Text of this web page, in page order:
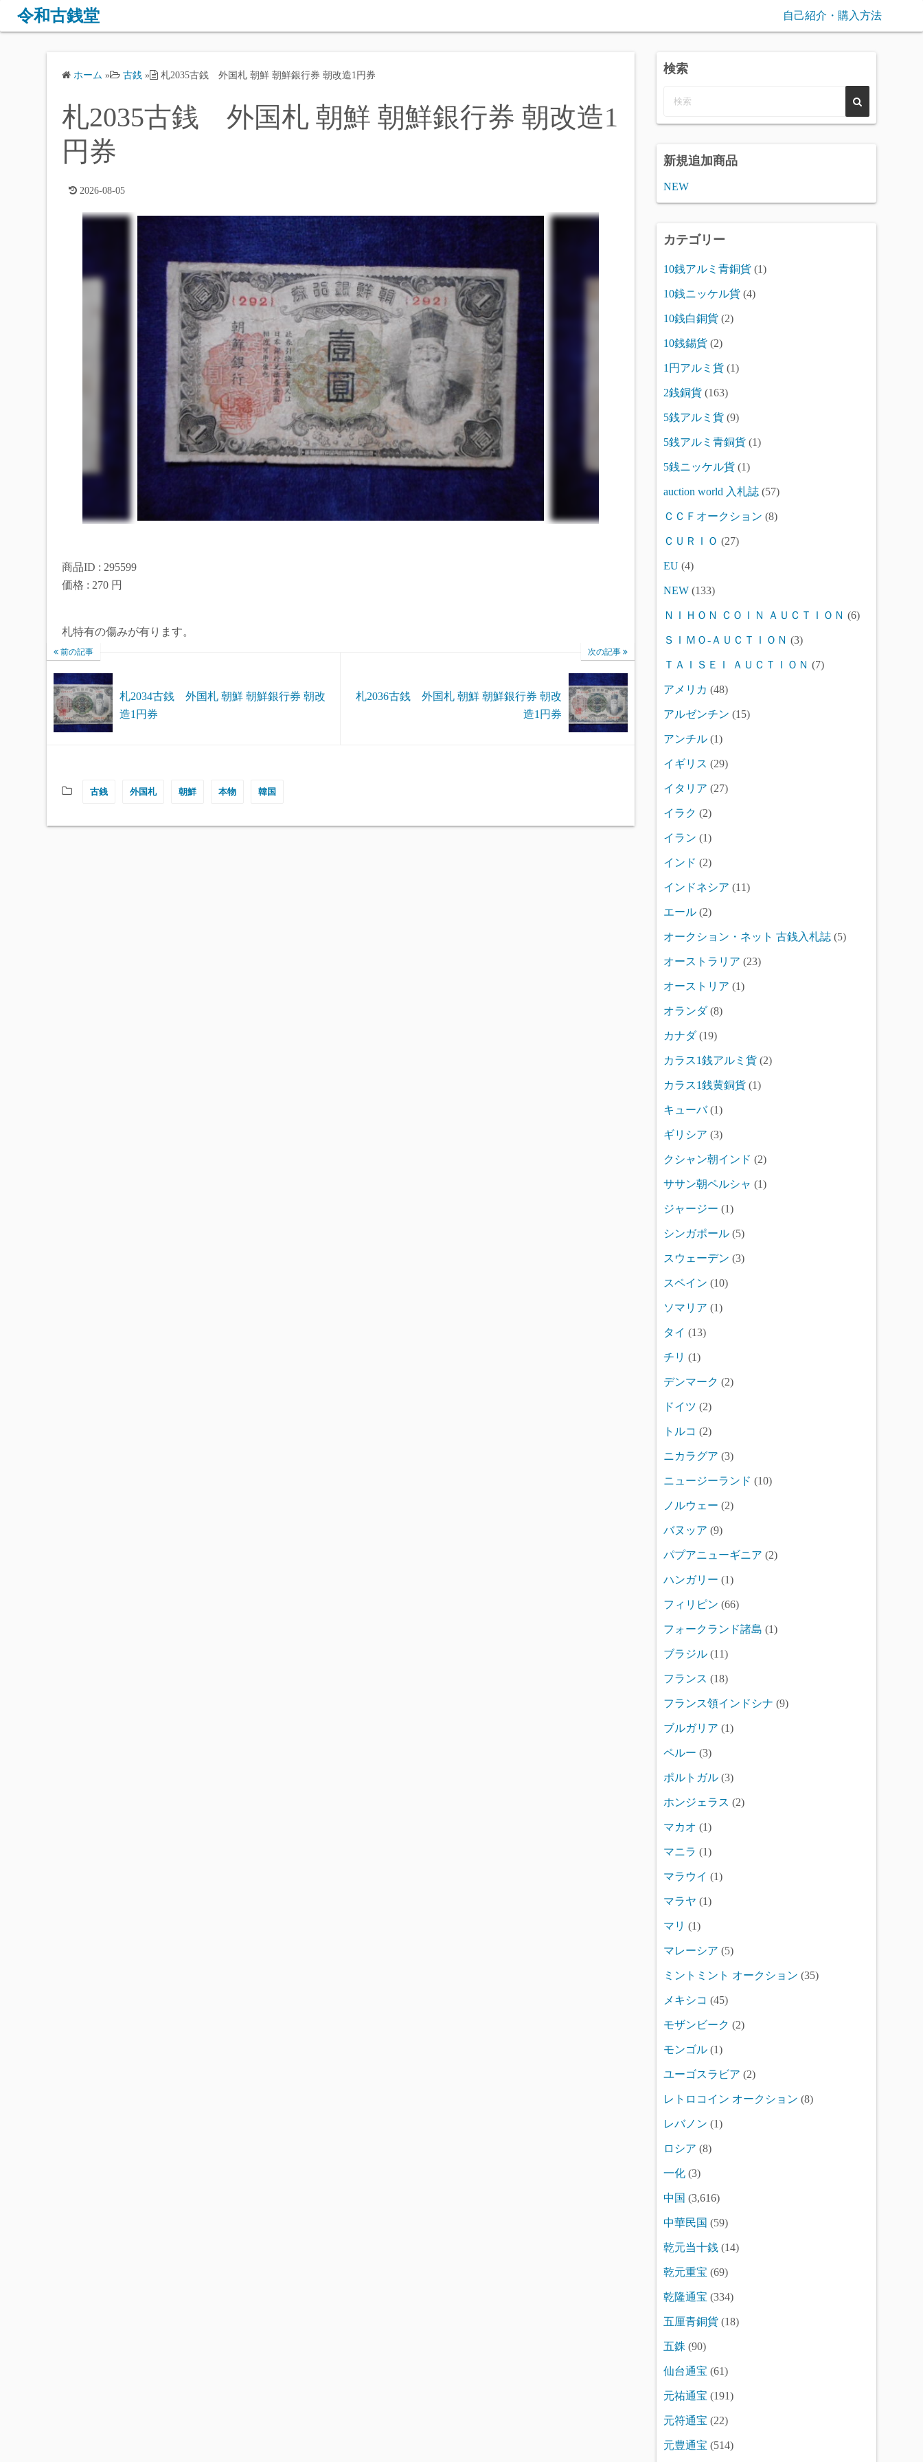
令和古銭堂 自己紹介・購入方法
ホーム » 古銭 » 札2035古銭 外国札 朝鮮 朝鮮銀行券 朝改造1円券
札2035古銭 外国札 朝鮮 朝鮮銀行券 朝改造1
円券
2026-08-05
商品ID : 295599
価格 : 270 円
札特有の傷みが有ります。
前の記事
札2034古銭 外国札 朝鮮 朝鮮銀行券 朝改
造1円券
次の記事
札2036古銭 外国札 朝鮮 朝鮮銀行券 朝改
造1円券
古銭 外国札 朝鮮 本物 韓国
検索
新規追加商品
NEW
カテゴリー
10銭アルミ青銅貨 (1)
10銭ニッケル貨 (4)
10銭白銅貨 (2)
10銭錫貨 (2)
1円アルミ貨 (1)
2銭銅貨 (163)
5銭アルミ貨 (9)
5銭アルミ青銅貨 (1)
5銭ニッケル貨 (1)
auction world 入札誌 (57)
ＣＣＦオークション (8)
ＣＵＲＩＯ (27)
EU (4)
NEW (133)
ＮＩＨＯＮ ＣＯＩＮ ＡＵＣＴＩＯＮ (6)
ＳＩＭＯ-ＡＵＣＴＩＯＮ (3)
ＴＡＩＳＥＩ ＡＵＣＴＩＯＮ (7)
アメリカ (48)
アルゼンチン (15)
アンチル (1)
イギリス (29)
イタリア (27)
イラク (2)
イラン (1)
インド (2)
インドネシア (11)
エール (2)
オークション・ネット 古銭入札誌 (5)
オーストラリア (23)
オーストリア (1)
オランダ(8)
カナダ(19)
カラス1銭アルミ貨 (2)
カラス1銭黄銅貨 (1)
キューバ(1)
ギリシア (3)
クシャン朝インド (2)
ササン朝ペルシャ (1)
ジャージー (1)
シンガポール (5)
スウェーデン (3)
スペイン (10)
ソマリア (1)
タイ (13)
チリ (1)
デンマーク (2)
ドイツ (2)
トルコ (2)
ニカラグア (3)
ニュージーランド (10)
ノルウェー (2)
バヌッア (9)
パプアニューギニア (2)
ハンガリー (1)
フィリピン (66)
フォークランド諸島 (1)
ブラジル (11)
フランス (18)
フランス領インドシナ (9)
ブルガリア (1)
ペルー (3)
ポルトガル (3)
ホンジェラス (2)
マカオ (1)
マニラ (1)
マラウイ (1)
マラヤ (1)
マリ (1)
マレーシア (5)
ミントミント オークション (35)
メキシコ (45)
モザンビーク (2)
モンゴル (1)
ユーゴスラビア (2)
レトロコイン オークション (8)
レバノン (1)
ロシア (8)
一化 (3)
中国 (3,616)
中華民国 (59)
乾元当十銭 (14)
乾元重宝 (69)
乾隆通宝 (334)
五厘青銅貨 (18)
五銖 (90)
仙台通宝 (61)
元祐通宝 (191)
元符通宝 (22)
元豊通宝 (514)